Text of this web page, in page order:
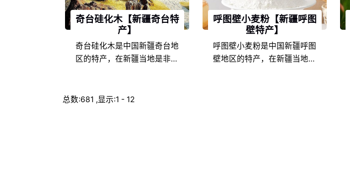
奇台硅化木【新疆奇台特
产】
奇台硅化木是中国新疆奇台地
区的特产，在新疆当地是非常
和饮食文化的不同，以及地方
呼图壁小麦粉【新疆呼图
壁特产】
呼图壁小麦粉是中国新疆呼图
壁地区的特产，在新疆当地是
总数:681 ,显示:1 - 12